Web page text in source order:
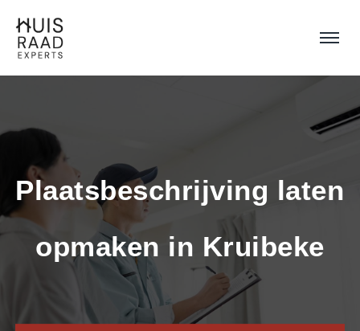
Plaatsbeschrijving laten
opmaken in Kruibeke